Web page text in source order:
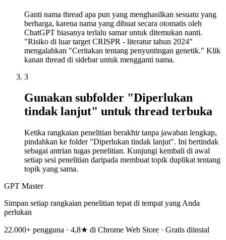
Ganti nama thread apa pun yang menghasilkan sesuatu yang
berharga, karena nama yang dibuat secara otomatis oleh
ChatGPT biasanya terlalu samar untuk ditemukan nanti.
"Risiko di luar target CRISPR - literatur tahun 2024"
mengalahkan "Ceritakan tentang penyuntingan genetik." Klik
kanan thread di sidebar untuk mengganti nama.
3
Gunakan subfolder "Diperlukan
tindak lanjut" untuk thread terbuka
Ketika rangkaian penelitian berakhir tanpa jawaban lengkap,
pindahkan ke folder "Diperlukan tindak lanjut". Ini bertindak
sebagai antrian tugas penelitian. Kunjungi kembali di awal
setiap sesi penelitian daripada membuat topik duplikat tentang
topik yang sama.
GPT Master
Simpan setiap rangkaian penelitian tepat di tempat yang Anda
perlukan
22.000+ pengguna · 4,8★ di Chrome Web Store · Gratis diinstal